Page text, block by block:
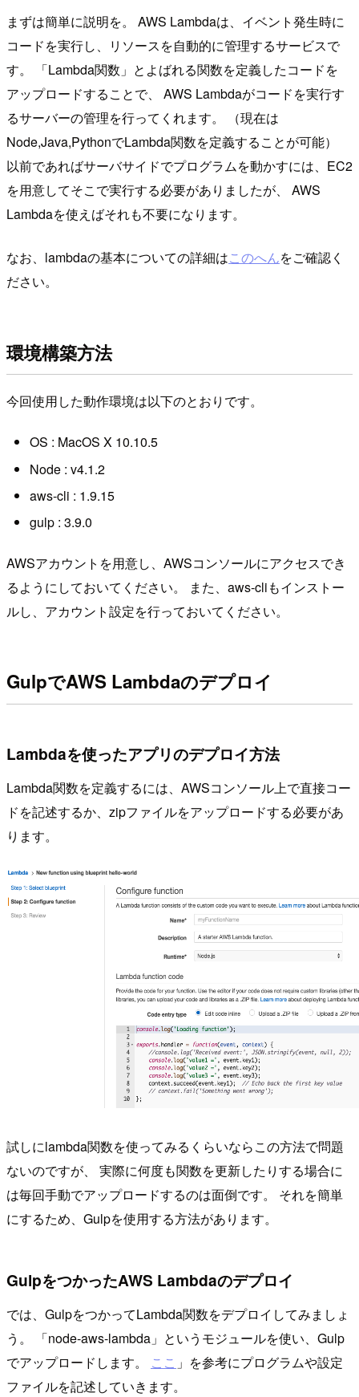
まずは簡単に説明を。 AWS Lambdaは、イベント発生時に
コードを実行し、リソースを自動的に管理するサービスで
す。 「Lambda関数」とよばれる関数を定義したコードを
アップロードすることで、 AWS Lambdaがコードを実行す
るサーバーの管理を行ってくれます。 （現在は
Node,Java,PythonでLambda関数を定義することが可能）
以前であればサーバサイドでプログラムを動かすには、EC2
を用意してそこで実行する必要がありましたが、 AWS
Lambdaを使えばそれも不要になります。
なお、lambdaの基本についての詳細はこのへんをご確認く
ださい。
環境構築方法
今回使用した動作環境は以下のとおりです。
OS : MacOS X 10.10.5
Node : v4.1.2
aws-cli : 1.9.15
gulp : 3.9.0
AWSアカウントを用意し、AWSコンソールにアクセスでき
るようにしておいてください。 また、aws-cliもインストー
ルし、アカウント設定を行っておいてください。
GulpでAWS Lambdaのデプロイ
Lambdaを使ったアプリのデプロイ方法
Lambda関数を定義するには、AWSコンソール上で直接コー
ドを記述するか、zipファイルをアップロードする必要があ
ります。
試しにlambda関数を使ってみるくらいならこの方法で問題
ないのですが、 実際に何度も関数を更新したりする場合に
は毎回手動でアップロードするのは面倒です。 それを簡単
にするため、Gulpを使用する方法があります。
GulpをつかったAWS Lambdaのデプロイ
では、GulpをつかってLambda関数をデプロイしてみましょ
う。 「node-aws-lambda」というモジュールを使い、Gulp
でアップロードします。 ここ 」を参考にプログラムや設定
ファイルを記述していきます。